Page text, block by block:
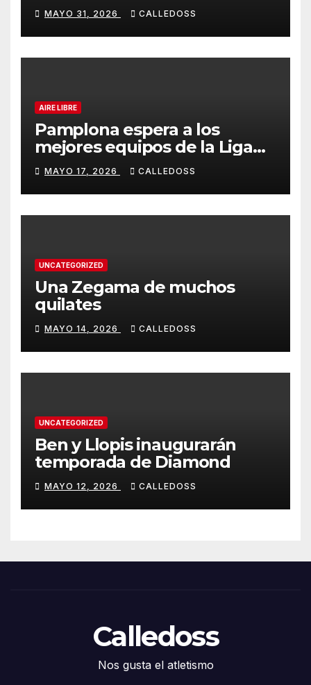
MAYO 31, 2026 CALLEDOSS
AIRE LIBRE
Pamplona espera a los
mejores equipos de la Liga
Joma e Iberdrola
MAYO 17, 2026 CALLEDOSS
UNCATEGORIZED
Una Zegama de muchos
quilates
MAYO 14, 2026 CALLEDOSS
UNCATEGORIZED
Ben y Llopis inaugurarán
temporada de Diamond
MAYO 12, 2026 CALLEDOSS
Calledoss
Nos gusta el atletismo